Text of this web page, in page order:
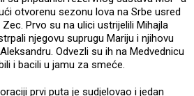
otvorenu sezonu lova na Srbe usred
Prvo su na ulici ustrijelili Mihajla
njegovu suprugu Mariju i njihovu
Odvezli su ih na Medvednicu
i bacili u jamu za smeće.
prvi puta je sudjelovao i jedan